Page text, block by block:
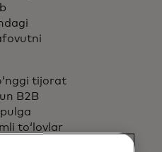
tijorat
B2B
toʻlovlar
bilan